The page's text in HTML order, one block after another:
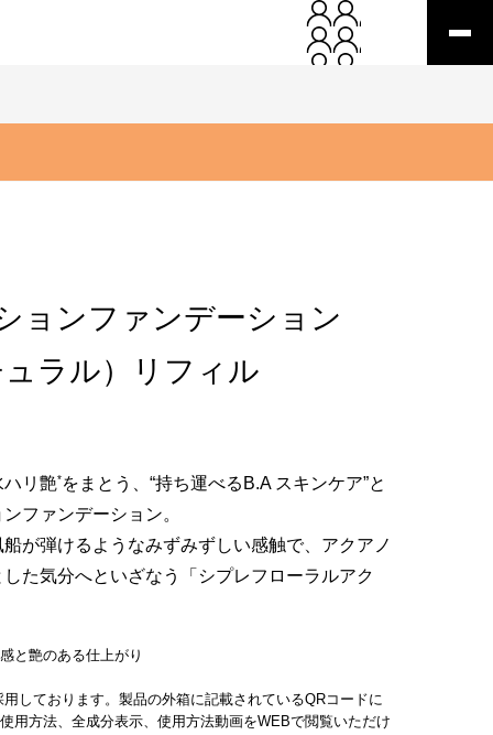
ョンファンデーション
ラル）リフィル
ハリ艶*をまとう、“持ち運べるB.A スキンケア”と
ファンデーション。
が弾けるようなみずみずしい感触で、アクアノ
た気分へといざなう「シプレフローラルアク
と艶のある仕上がり
しております。製品の外箱に記載されているQRコードに
用方法、全成分表示、使用方法動画をWEBで閲覧いただけ